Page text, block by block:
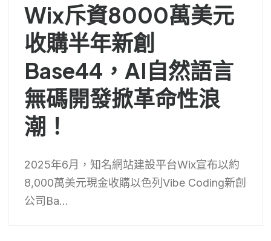
Wix斥資8000萬美元
收購半年新創
Base44，AI自然語言
無碼開發掀革命性浪
潮！
2025年6月，知名網站建設平台Wix宣布以約
8,000萬美元現金收購以色列Vibe Coding新創
公司Ba...